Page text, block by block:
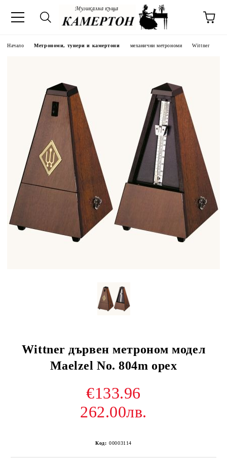
Начало Метрономи, тунери и камертони механични метрономи Wittner
Wittner дървен метроном модел
Maelzel No. 804m орех
€133.96
262.00лв.
Код: 00003114